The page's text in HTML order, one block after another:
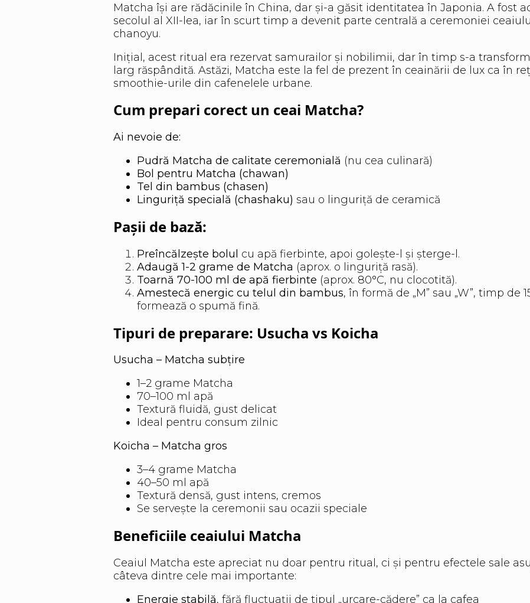
Matcha își are rădăcinile în China, dar și-a găsit identitatea în Japonia. A fost
secolul al XII-lea, iar în scurt timp a devenit parte centrală a ceremoniei
chanoyu.
Inițial, acest ritual era rezervat samurailor și nobilimii, dar în timp s-a
larg răspândită. Astăzi, Matcha este la fel de prezent în ceainării de lux ca în
smoothie-urile din cafenelele urbane.
Cum prepari corect un ceai Matcha?
Ai nevoie de:
Pudră Matcha de calitate ceremonială (nu cea culinară)
Bol pentru Matcha (chawan)
Tel din bambus (chasen)
Linguriță specială (chashaku) sau o linguriță de ceramică
Pașii de bază:
Preîncălzește bolul cu apă fierbinte, apoi golește-l și șterge-l.
Adaugă 1-2 grame de Matcha (aprox. o linguriță rasă).
Toarnă 70-100 ml de apă fierbinte (aprox. 80°C, nu clocotită).
Amestecă energic cu telul din bambus, în formă de „M” sau „W”, timp de
formează o spumă fină.
Tipuri de preparare: Usucha vs Koicha
Usucha – Matcha subțire
1–2 grame Matcha
70–100 ml apă
Textură fluidă, gust delicat
Ideal pentru consum zilnic
Koicha – Matcha gros
3–4 grame Matcha
40–50 ml apă
Textură densă, gust intens, cremos
Se servește la ceremonii sau ocazii speciale
Beneficiile ceaiului Matcha
Ceaiul Matcha este apreciat nu doar pentru ritual, ci și pentru efectele sale
câteva dintre cele mai importante:
Energie stabilă, fără fluctuații de tipul „urcare-cădere” ca la cafea